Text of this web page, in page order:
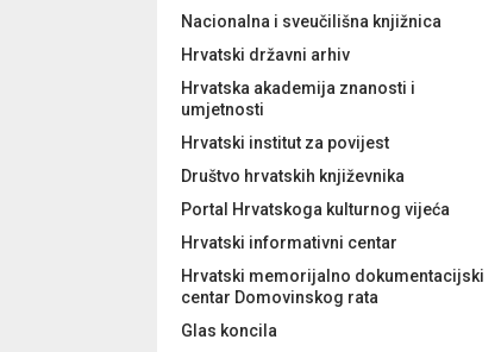
Nacionalna i sveučilišna knjižnica
Hrvatski državni arhiv
Hrvatska akademija znanosti i
umjetnosti
Hrvatski institut za povijest
Društvo hrvatskih književnika
Portal Hrvatskoga kulturnog vijeća
Hrvatski informativni centar
Hrvatski memorijalno dokumentacijski
centar Domovinskog rata
Glas koncila